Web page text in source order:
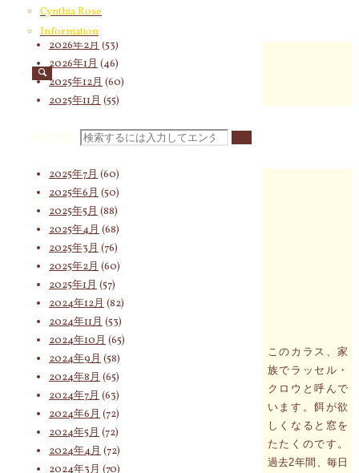
Cynthia Rose
Information
検索対象:
このカラス、家
族でラッセル・
クロウと呼んで
います。餌が欲
しくなると窓を
たたくのです。
過去2年間、毎日
2026年4月(76)
2026年3月
2026年2月 (53)
2026年1月 (46)
2025年12月 (60)
2025年11月 (55)
2025年9月(62)
2025年7月 (60)
2025年6月 (50)
2025年5月 (88)
2025年4月 (68)
2025年3月 (76)
2025年2月 (60)
2025年1月 (57)
2024年12月 (82)
2024年11月 (53)
2024年10月 (65)
2024年9月 (58)
2024年8月 (65)
2024年7月 (63)
2024年6月 (72)
2024年5月 (72)
2024年4月 (72)
2024年3月 (70)